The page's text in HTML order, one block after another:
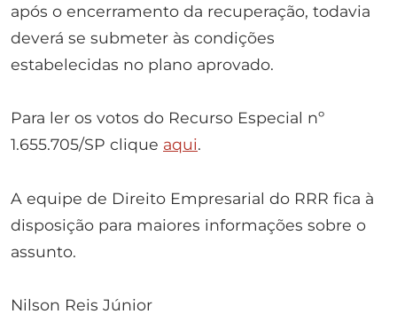
após o encerramento da recuperação, todavia
deverá se submeter às condições
estabelecidas no plano aprovado.
Para ler os votos do Recurso Especial nº
1.655.705/SP clique aqui.
A equipe de Direito Empresarial do RRR fica à
disposição para maiores informações sobre o
assunto.
Nilson Reis Júnior